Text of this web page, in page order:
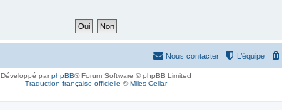
L’équipe
Nous contacter
Développé parphpBB® Forum Software © phpBB Limited
Traduction française officielle ©Miles Cellar